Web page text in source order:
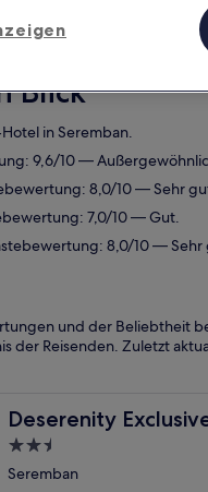
Morgen
Blick
in Seremban.
9,6/10 —
8,0/10 — Sehr
7,0/10 — Gut.
8,0/10 — Sehr
und der Beliebtheit
der Reisenden. Zuletzt
Deserenity
Deserenity Exclusive
2.5-
Sterne-
Seremban